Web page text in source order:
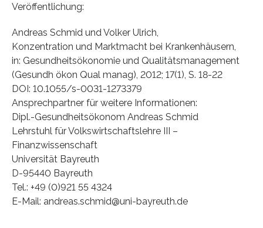
Veröffentlichung:
Andreas Schmid und Volker Ulrich,
Konzentration und Marktmacht bei Krankenhäusern,
in: Gesundheitsökonomie und Qualitätsmanagement
(Gesundh ökon Qual manag), 2012; 17(1), S. 18-22
DOI: 10.1055/s-0031-1273379
Ansprechpartner für weitere Informationen:
Dipl.-Gesundheitsökonom Andreas Schmid
Lehrstuhl für Volkswirtschaftslehre III –
Finanzwissenschaft
Universität Bayreuth
D-95440 Bayreuth
Tel.: +49 (0)921 55 4324
E-Mail: andreas.schmid@uni-bayreuth.de